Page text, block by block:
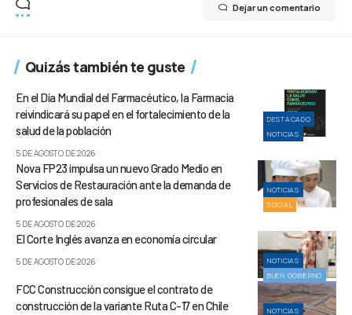
Dejar un comentario
Quizás también te guste
DESTACADO
NOTICIAS
En el Día Mundial del Farmacéutico, la Farmacia
reivindicará su papel en el fortalecimiento de la
salud de la población
5 DE AGOSTO DE 2026
NOTICIAS
SOCIAL
Nova FP23 impulsa un nuevo Grado Medio en
Servicios de Restauración ante la demanda de
profesionales de sala
5 DE AGOSTO DE 2026
NOTICIAS
BUEN GOBIERNO
El Corte Inglés avanza en economía circular
5 DE AGOSTO DE 2026
NOTICIAS
FCC Construcción consigue el contrato de
construcción de la variante Ruta C-17 en Chile